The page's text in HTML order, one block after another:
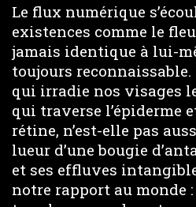
Le flux numérique
existences comme le
jamais identique à lui-
toujours
qui irradie nos visages
qui traverse l’épiderme
rétine, n’est-elle pas
lueur d’une bougie
et ses effluves
notre rapport au monde